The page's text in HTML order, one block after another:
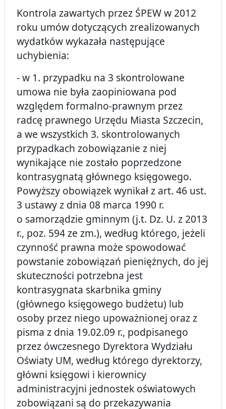
Kontrola zawartych przez ŚPEW w 2012
roku umów dotyczących zrealizowanych
wydatków wykazała następujące
uchybienia:
- w 1. przypadku na 3 skontrolowane
umowa nie była zaopiniowana pod
względem formalno-prawnym przez
radcę prawnego Urzędu Miasta Szczecin,
a we wszystkich 3. skontrolowanych
przypadkach zobowiązanie z niej
wynikające nie zostało poprzedzone
kontrasygnatą głównego księgowego.
Powyższy obowiązek wynikał z art. 46 ust.
3 ustawy z dnia 08 marca 1990 r.
o samorządzie gminnym (j.t. Dz. U. z 2013
r., poz. 594 ze zm.), według którego, jeżeli
czynność prawna może spowodować
powstanie zobowiązań pieniężnych, do jej
skuteczności potrzebna jest
kontrasygnata skarbnika gminy
(głównego księgowego budżetu) lub
osoby przez niego upoważnionej oraz z
pisma z dnia 19.02.09 r., podpisanego
przez ówczesnego Dyrektora Wydziału
Oświaty UM, według którego dyrektorzy,
główni księgowi i kierownicy
administracyjni jednostek oświatowych
zobowiązani są do przekazywania